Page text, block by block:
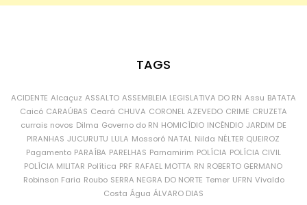
TAGS
ACIDENTE Alcaçuz ASSALTO ASSEMBLEIA LEGISLATIVA DO RN Assu BATATA
Caicó CARAÚBAS Ceará CHUVA CORONEL AZEVEDO CRIME CRUZETA
currais novos Dilma Governo do RN HOMICÍDIO INCÊNDIO JARDIM DE
PIRANHAS JUCURUTU LULA Mossoró NATAL Nilda NÉLTER QUEIROZ
Pagamento PARAÍBA PARELHAS Parnamirim POLÍCIA POLÍCIA CIVIL
POLÍCIA MILITAR Política PRF RAFAEL MOTTA RN ROBERTO GERMANO
Robinson Faria Roubo SERRA NEGRA DO NORTE Temer UFRN Vivaldo
Costa Água ÁLVARO DIAS